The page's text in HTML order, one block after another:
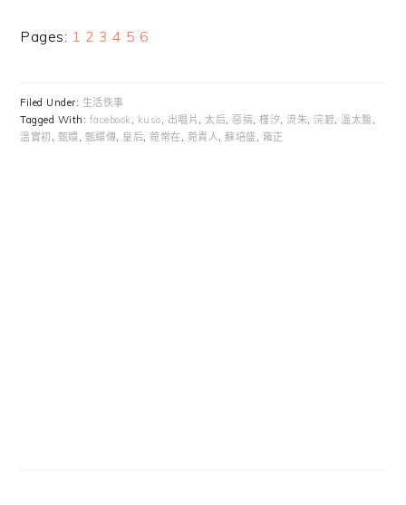
Pages: Page
1 Page
2 Page
3 Page
4 Page
5 Page
6
Filed Under: 生活佚事
Tagged With: facebook, kuso, 出唱片 ,太后,惡搞,槿汐,流朱,浣碧,溫太醫 ,
溫實初 , 甄嬛, 甄繯傳, 皇后,菀常在 , 菀貴人,蘇培盛 , 雍正